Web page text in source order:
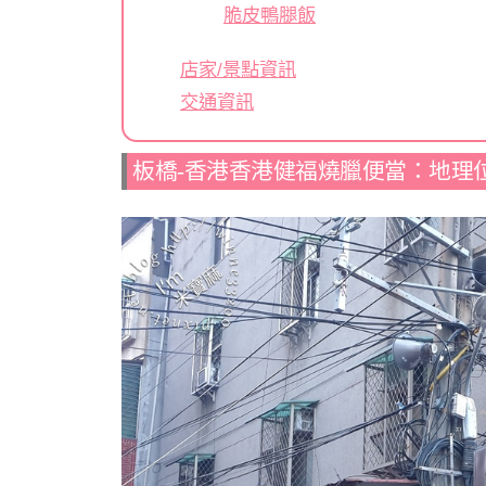
脆皮鴨腿飯
店家/景點資訊
交通資訊
板橋-香港香港健福燒臘便當：地理